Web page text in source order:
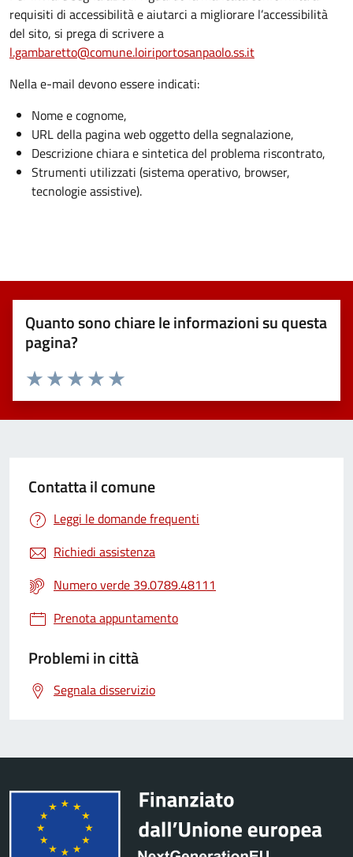
requisiti di accessibilità e aiutarci a migliorare l’accessibilità
del sito, si prega di scrivere a
l.gambaretto@comune.loiriportosanpaolo.ss.it
Nella e-mail devono essere indicati:
Nome e cognome,
URL della pagina web oggetto della segnalazione,
Descrizione chiara e sintetica del problema riscontrato,
Strumenti utilizzati (sistema operativo, browser,
tecnologie assistive).
Quanto sono chiare le informazioni su questa
pagina?
Valuta 5 stelle su 5
Valuta 4 stelle su 5
Valuta 3 stelle su 5
Valuta 2 stelle su 5
Valuta 1 stelle su 5
Contatta il comune
Leggi le domande frequenti
Richiedi assistenza
Numero verde 39.0789.48111
Prenota appuntamento
Problemi in città
Segnala disservizio